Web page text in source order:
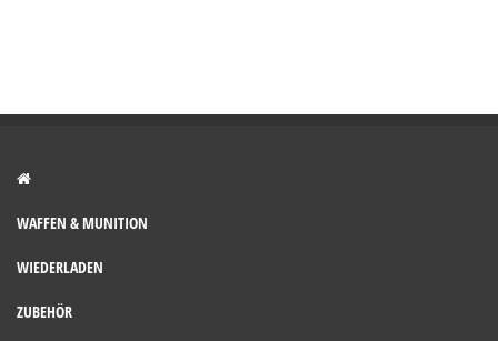
WAFFEN & MUNITION
WIEDERLADEN
ZUBEHÖR